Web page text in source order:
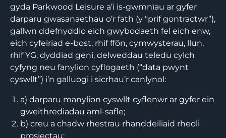
gyda Parkwood Leisure a’i is-gwmnïau ar gyfer
darparu gwasanaethau o’r fath (y “prif gontractwr”),
gallwn ddefnyddio eich gwybodaeth fel eich enw,
eich cyfeiriad e-bost, rhif ffôn, cymwysterau, llun,
rhif YG, dyddiad geni, delweddau teledu cylch
cyfyng neu fanylion cyflogaeth (“data pwynt
cyswllt”) i’n galluogi i sicrhau’r canlynol:
a) darparu manylion cyswllt cyflenwr ar gyfer ein
gweithrediadau aml-safle;
b) creu a chadw rhestrau rhanddeiliaid rheoli
prosiectau;